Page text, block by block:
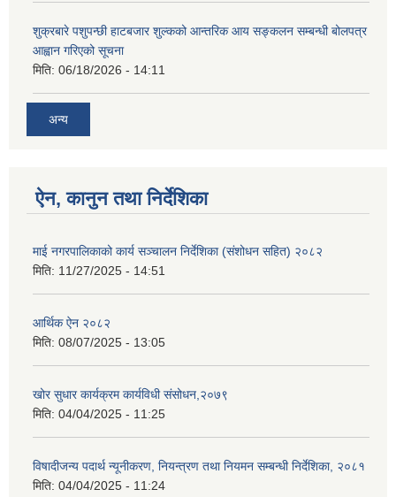
शुक्रबारे पशुपन्छी हाटबजार शुल्कको आन्तरिक आय सङ्कलन सम्बन्धी बोलपत्र
आह्वान गरिएको सूचना
मिति: 06/18/2026 - 14:11
अन्य
ऐन, कानुन तथा निर्देशिका
माई नगरपालिकाको कार्य सञ्चालन निर्देशिका (संशोधन सहित) २०८२
मिति: 11/27/2025 - 14:51
आर्थिक ऐन २०८२
मिति: 08/07/2025 - 13:05
खोर सुधार कार्यक्रम कार्यविधी संसोधन,२०७९
मिति: 04/04/2025 - 11:25
विषादीजन्य पदार्थ न्यूनीकरण, नियन्त्रण तथा नियमन सम्बन्धी निर्देशिका, २०८१
मिति: 04/04/2025 - 11:24